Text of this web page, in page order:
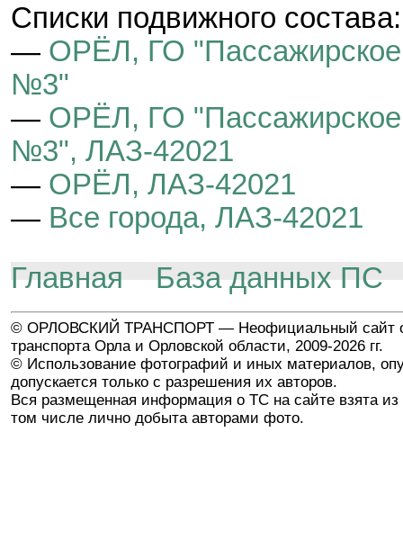
Cписки подвижного состава:
— ОРЁЛ, ГО "Пассажирское
№3"
— ОРЁЛ, ГО "Пассажирское
№3", ЛАЗ-42021
— ОРЁЛ, ЛАЗ-42021
— Все города, ЛАЗ-42021
Главная
База данных ПС
© ОРЛОВСКИЙ ТРАНСПОРТ — Неофициальный сайт
транспорта Орла и Орловской области, 2009-2026 гг.
© Использование фотографий и иных материалов,
допускается только с разрешения их авторов.
Вся размещенная информация о ТС на сайте взята из
том числе лично добыта авторами фото.